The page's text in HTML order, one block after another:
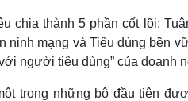
chia thành 5 phần cốt lõi:
ninh mạng và Tiêu dùng bền
người tiêu dùng” của doanh
trong những bộ đầu tiên